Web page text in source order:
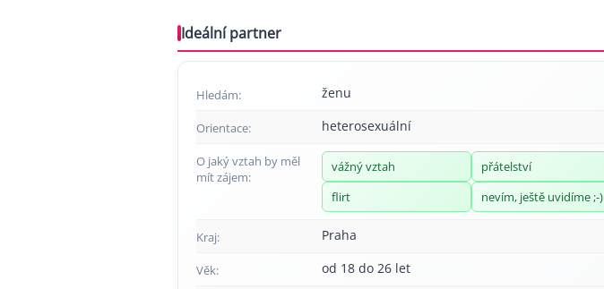
Ideální partner
Hledám: ženu
Orientace: heterosexuální
O jaký vztah by měl
mít zájem:
vážný vztah
přátelství
flirt
nevím, ještě uvidíme ;-)
Kraj: Praha
Věk: od 18 do 26 let